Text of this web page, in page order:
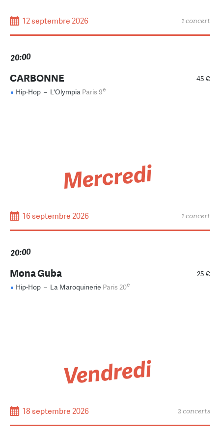
12 septembre 2026 1 concert
20:00
45 €
CARBONNE
Hip-Hop – L'Olympia Paris 9e
Mercredi
16 septembre 2026 1 concert
20:00
25 €
Mona Guba
Hip-Hop – La Maroquinerie Paris 20e
Vendredi
18 septembre 2026 2 concerts